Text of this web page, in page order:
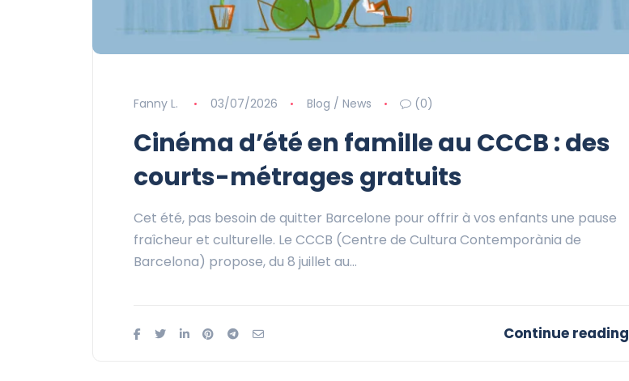
Fanny L. 03/07/2026 Blog / News (0)
Cinéma d’été en famille au CCCB : des
courts-métrages gratuits
Cet été, pas besoin de quitter Barcelone pour offrir à vos enfants une pause
fraîcheur et culturelle. Le CCCB (Centre de Cultura Contemporània de
Barcelona) propose, du 8 juillet au…
Continue reading